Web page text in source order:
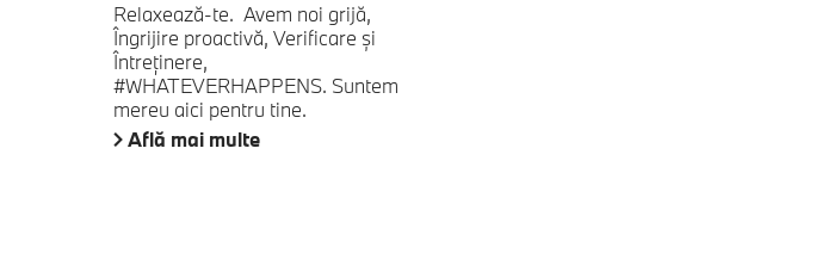
Relaxează-te. Avem noi grijă,
Îngrijire proactivă, Verificare și
Întreţinere,
#WHATEVERHAPPENS. Suntem
mereu aici pentru tine.
Află mai multe